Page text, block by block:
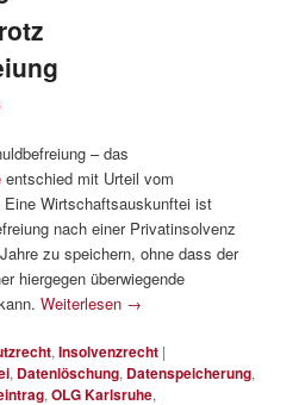
– das
entschied mit Urteil vom
Eine Wirtschaftsauskunftei ist
nach einer Privatinsolvenz
zu speichern, ohne dass der
hiergegen überwiegende
Weiterlesen →
,Insolvenzrecht |
, Datenlöschung, Datenspeicherung,
,OLG Karlsruhe,